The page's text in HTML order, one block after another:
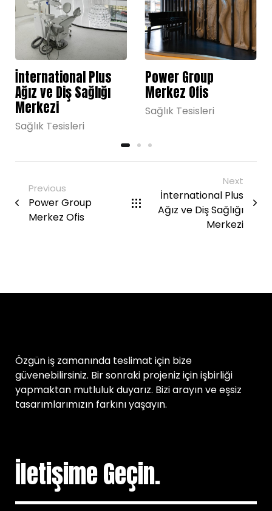
İnternational Plus
Ağız ve Diş Sağlığı
Merkezi
Sağlık Tesisleri
Power Group
Merkez Ofis
Sağlık Tesisleri
Previous
Power Group
Merkez Ofis
Next
İnternational Plus
Ağız ve Diş Sağlığı
Merkezi
Özgün iş zamanında teslimat için bize
güvenebilirsiniz. Bir sonraki projeniz için işbirliği
yapmaktan mutluluk duyarız. Bizi arayın ve eşsiz
tasarımlarımızın farkını yaşayın.
İletişime Geçin.